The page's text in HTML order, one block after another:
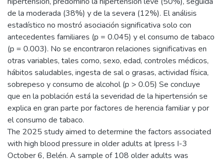
de la moderada (38%) y de la severa (12%). El análisis
estadístico no mostró asociación significativa solo con
antecedentes familiares (p = 0.045) y el consumo de tabaco
(p = 0.003). No se encontraron relaciones significativas en
otras variables, tales como, sexo, edad, controles médicos,
hábitos saludables, ingesta de sal o grasas, actividad física,
sobrepeso y consumo de alcohol (p > 0.05) Se concluye
que en la población está la severidad de la hipertensión se
explica en gran parte por factores de herencia familiar y por
el consumo de tabaco.
The 2025 study aimed to determine the factors associated
with high blood pressure in older adults at Ipress I-3
October 6, Belén. A sample of 108 older adults was